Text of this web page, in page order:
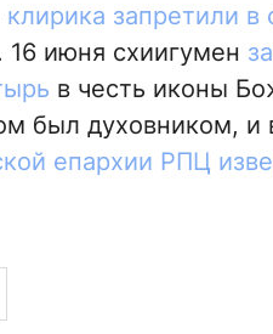
клирика запретили в
16 июня схиигумен
в честь иконы
был духовником, и
епархии РПЦ